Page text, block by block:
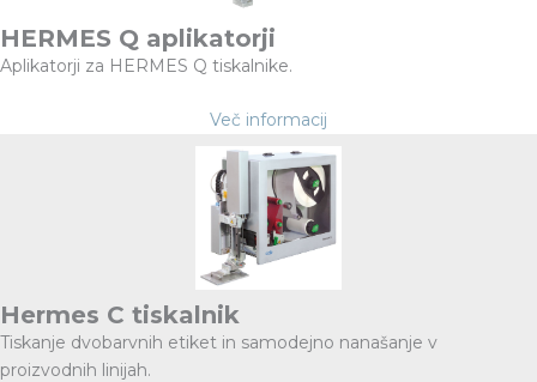
HERMES Q aplikatorji
Aplikatorji za HERMES Q tiskalnike.
Več informacij
Hermes C tiskalnik
Tiskanje dvobarvnih etiket in samodejno nanašanje v
proizvodnih linijah.